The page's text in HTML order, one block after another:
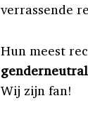
verrassende
Hun meest
Wij zijn fan!